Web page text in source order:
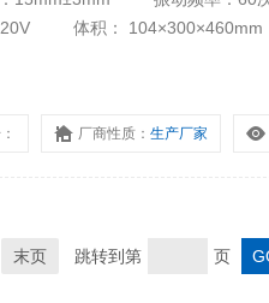
220V 体积： 104×300×460mm
厂商性质：生产厂家
末页 跳转到第 页